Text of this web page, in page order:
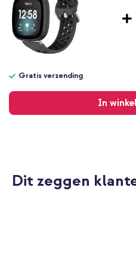
Gratis verzending
In
verzending
Dit zeggen